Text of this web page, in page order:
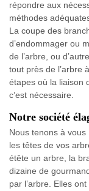
répondre aux
méthodes
La coupe des
d’endommager ou
de l’arbre, ou
tout près de l’arbre
étapes où la liaison
c’est nécessaire.
Notre société
Nous tenons à vous
les têtes de vos
étête un arbre, la
dizaine de
par l’arbre. Elles